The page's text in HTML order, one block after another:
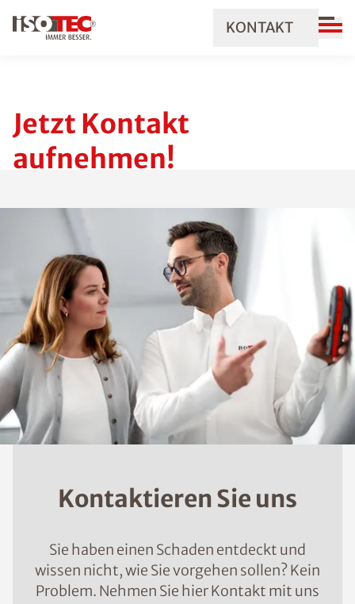
KONTAKT
Jetzt Kontakt
aufnehmen!
Kontaktieren Sie uns
Sie haben einen Schaden entdeckt und
wissen nicht, wie Sie vorgehen sollen? Kein
Problem. Nehmen Sie hier Kontakt mit uns